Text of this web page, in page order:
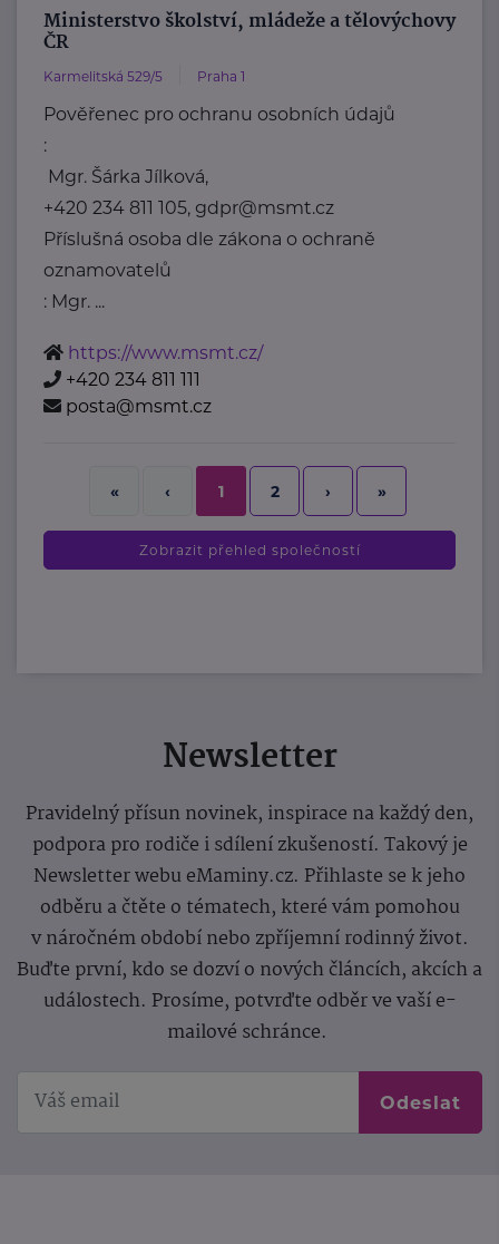
Ministerstvo školství, mládeže a tělovýchovy
ČR
Karmelitská 529/5 Praha 1
Pověřenec pro ochranu osobních údajů
:
Mgr. Šárka Jílková,
+420 234 811 105, gdpr@msmt.cz
Příslušná osoba dle zákona o ochraně
oznamovatelů
: Mgr. ...
https://www.msmt.cz/
+420 234 811 111
posta@msmt.cz
« ‹ 1 2 › »
Zobrazit přehled společností
Newsletter
Pravidelný přísun novinek, inspirace na každý den,
podpora pro rodiče i sdílení zkušeností. Takový je
Newsletter webu eMaminy.cz. Přihlaste se k jeho
odběru a čtěte o tématech, které vám pomohou
v náročném období nebo zpříjemní rodinný život.
Buďte první, kdo se dozví o nových článcích, akcích a
událostech. Prosíme, potvrďte odběr ve vaší e-
mailové schránce.
Odeslat